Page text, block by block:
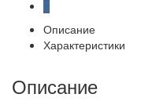
Описание
Характеристики
Описание